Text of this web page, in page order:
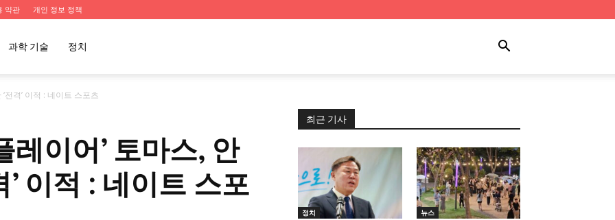
약관 개인 정보 정책
과학 기술 정치
전격’ 이적 : 네이트 스포츠
레이어’ 토마스, 안
이적 : 네이트 스포
최근 기사
정치 뉴스